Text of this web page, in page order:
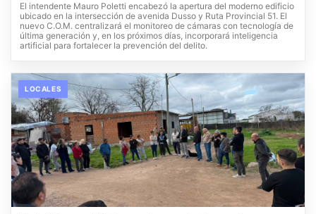
El intendente Mauro Poletti encabezó la apertura del moderno edificio
ubicado en la intersección de avenida Dusso y Ruta Provincial 51. El
nuevo C.O.M. centralizará el monitoreo de cámaras con tecnología de
última generación y, en los próximos días, incorporará inteligencia
artificial para fortalecer la prevención del delito.
LOCALES